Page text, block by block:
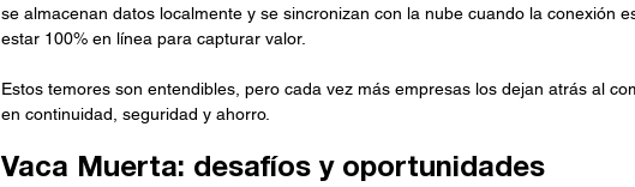
se almacenan datos localmente y se sincronizan con la nube cuando la conexión
estar 100% en línea para capturar valor.
Estos temores son entendibles, pero cada vez más empresas los dejan atrás al
en continuidad, seguridad y ahorro.
Vaca Muerta: desafíos y oportunidades